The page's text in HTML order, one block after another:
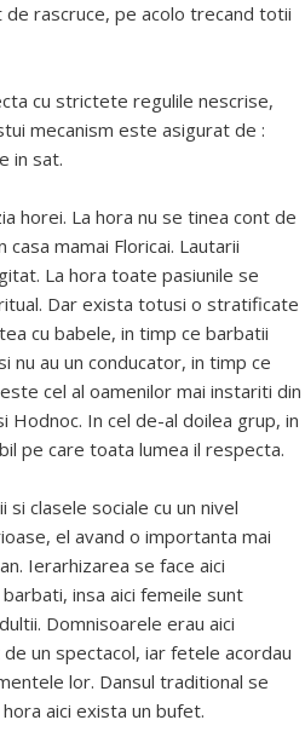
rascruce, pe acolo trecand totii
cu strictete regulile nescrise,
mecanism este asigurat de :
in sat.
horei. La hora nu se tinea cont de
mamai Floricai. Lautarii
La hora toate pasiunile se
Dar exista totusi o stratificate
cu babele, in timp ce barbatii
au un conducator, in timp ce
cel al oamenilor mai instariti din
In cel de-al doilea grup, in
pe care toata lumea il respecta.
clasele sociale cu un nivel
el avand o importanta mai
Ierarhizarea se face aici
insa aici femeile sunt
Domnisoarele erau aici
un spectacol, iar fetele acordau
lor. Dansul traditional se
aici exista un bufet.